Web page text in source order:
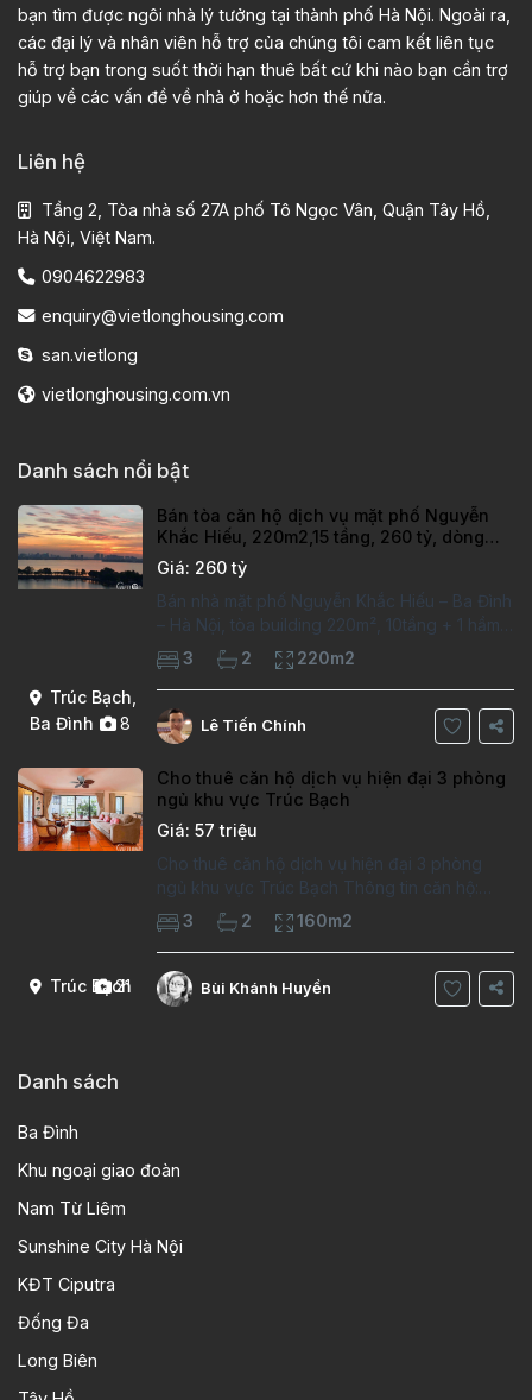
bạn tìm được ngôi nhà lý tưởng tại thành phố Hà Nội. Ngoài ra,
các đại lý và nhân viên hỗ trợ của chúng tôi cam kết liên tục
hỗ trợ bạn trong suốt thời hạn thuê bất cứ khi nào bạn cần trợ
giúp về các vấn đề về nhà ở hoặc hơn thế nữa.
Liên hệ
Tầng 2, Tòa nhà số 27A phố Tô Ngọc Vân, Quận Tây Hồ,
Hà Nội, Việt Nam.
0904622983
enquiry@vietlonghousing.com
san.vietlong
vietlonghousing.com.vn
Danh sách nổi bật
Trúc Bạch
Ba Đình
8
Bán tòa căn hộ dịch vụ mặt phố Nguyễn
Khắc Hiếu, 220m2,15 tầng, 260 tỷ, dòng
tiền 500 triệu/tháng
Giá: 260 tỷ
Bán nhà mặt phố Nguyễn Khắc Hiếu – Ba Đình
– Hà Nội, tòa building 220m², 10tầng + 1 hầm –
MT8m – dòng tiền cho thuê 500 triệu/tháng.
(gà đẻ trứng vàng, giá đầu tư, mua là lãi).
View hồ,
3 2 220m2
Lê Tiến Chính
Trúc Bạch
21
Cho thuê căn hộ dịch vụ hiện đại 3 phòng
ngủ khu vực Trúc Bạch
Giá: 57 triệu
Cho thuê căn hộ dịch vụ hiện đại 3 phòng
ngủ khu vực Trúc Bạch Thông tin căn hộ:
Diện tích: 160m², thiết kế rộng rãi, thoáng mát
Gồm: 3 phòng ngủ, 2 phòng tắm, phòng
khách và bếp mở hiện đại Trang bị
3 2 160m2
Bùi Khánh Huyền
Danh sách
Ba Đình
Khu ngoại giao đoàn
Nam Từ Liêm
Sunshine City Hà Nội
KĐT Ciputra
Đống Đa
Long Biên